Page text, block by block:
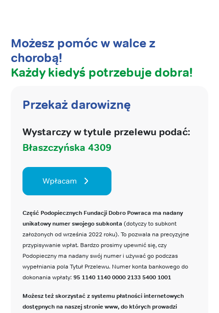
Możesz pomóc w walce z
chorobą!
Każdy kiedyś potrzebuje dobra!
Przekaż darowiznę
Wystarczy w tytule przelewu podać:
Błaszczyńska 4309
Wpłacam
Część Podopiecznych Fundacji Dobro Powraca ma nadany
unikatowy numer swojego subkonta (dotyczy to subkont
założonych od września 2022 roku). To pozwala na precyzyjne
przypisywanie wpłat. Bardzo prosimy upewnić się, czy
Podopieczny ma nadany swój numer i używać go podczas
wypełniania pola Tytuł Przelewu. Numer konta bankowego do
dokonania wpłaty: 95 1140 1140 0000 2133 5400 1001
Możesz też skorzystać z systemu płatności internetowych
dostępnych na naszej stronie www, do których prowadzi